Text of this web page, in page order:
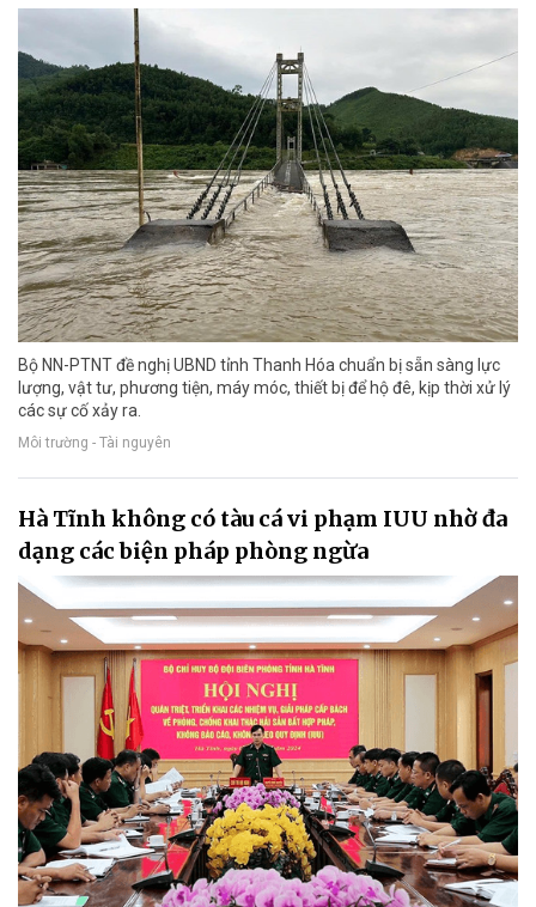
Bộ NN-PTNT đề nghị UBND tỉnh Thanh Hóa chuẩn bị sẵn sàng lực
lượng, vật tư, phương tiện, máy móc, thiết bị để hộ đê, kịp thời xử lý
các sự cố xảy ra.
Môi trường - Tài nguyên
Hà Tĩnh không có tàu cá vi phạm IUU nhờ đa
dạng các biện pháp phòng ngừa